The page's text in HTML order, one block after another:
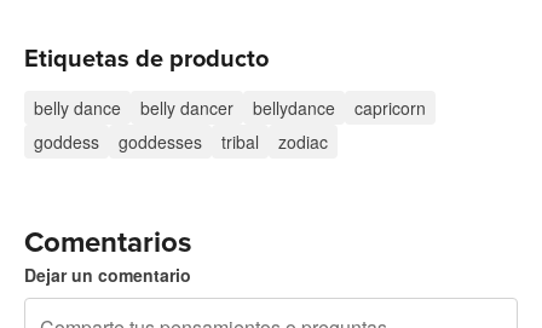
Etiquetas de producto
belly dance belly dancer bellydance
capricorn
goddess
goddesses tribal zodiac
Comentarios
Dejar un comentario